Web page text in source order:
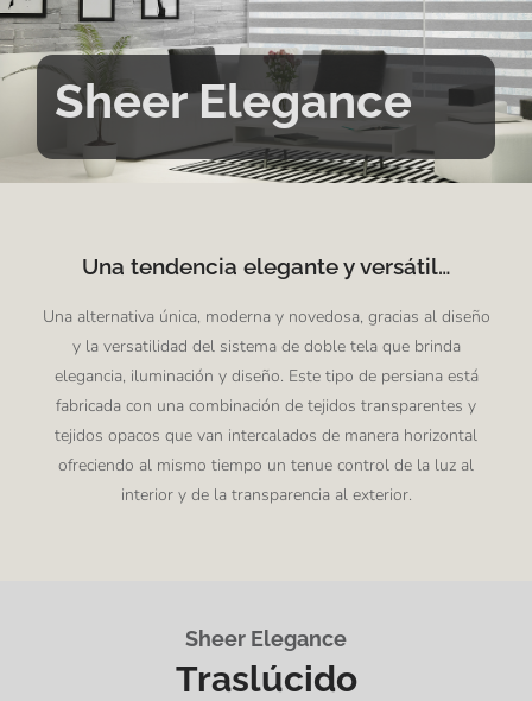
Sheer Elegance
Una tendencia elegante y versátil…
Una alternativa única, moderna y novedosa, gracias al diseño
y la versatilidad del sistema de doble tela que brinda
elegancia, iluminación y diseño. Este tipo de persiana está
fabricada con una combinación de tejidos transparentes y
tejidos opacos que van intercalados de manera horizontal
ofreciendo al mismo tiempo un tenue control de la luz al
interior y de la transparencia al exterior.
Sheer Elegance
Traslúcido